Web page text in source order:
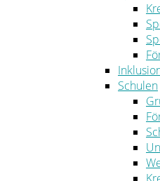
Schulen